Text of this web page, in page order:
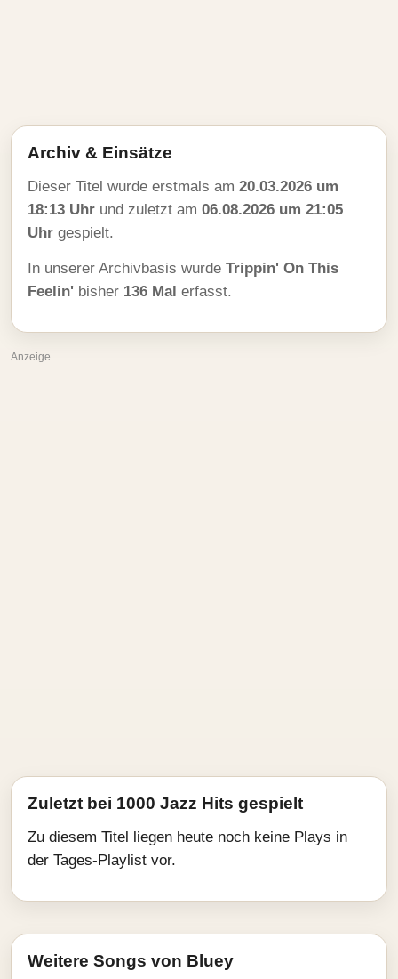
Archiv & Einsätze
Dieser Titel wurde erstmals am 20.03.2026 um
18:13 Uhr und zuletzt am 06.08.2026 um 21:05
Uhr gespielt.
In unserer Archivbasis wurde Trippin' On This
Feelin' bisher 136 Mal erfasst.
Anzeige
Zuletzt bei 1000 Jazz Hits gespielt
Zu diesem Titel liegen heute noch keine Plays in
der Tages-Playlist vor.
Weitere Songs von Bluey